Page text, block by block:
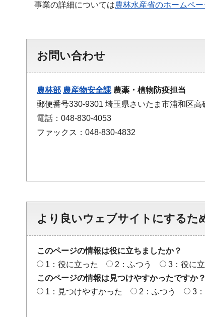
事業の詳細については農林水産省のホームペー
お問い合わせ
農林部 農産物安全課 農薬・植物防疫担当
郵便番号330-9301 埼玉県さいたま市浦和区
電話：048-830-4053
ファックス：048-830-4832
より良いウェブサイトにするた
このページの情報は役に立ちましたか？
1：役に立った
2：ふつう
3：役に
このページの情報は見つけやすかったですか？
1：見つけやすかった
2：ふつう 3